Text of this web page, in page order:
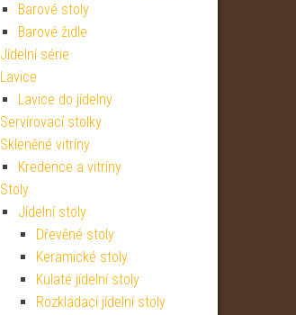
Barové stoly
Barové židle
Jídelní série
Lavice
Lavice do jídelny
Servírovací stolky
Skleněné vitríny
Kredence a vitríny
Stoly
Jídelní stoly
Dřevěné stoly
Keramické stoly
Kulaté jídelní stoly
Rozkládací jídelní stoly